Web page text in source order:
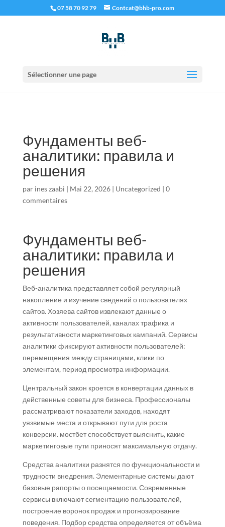
07 58 70 92 79 Contcat@bhb-pro.com
Sélectionner une page
Фундаменты веб-
аналитики: правила и
решения
par ines zaabi | Mai 22, 2026| Uncategorized | 0
commentaires
Фундаменты веб-
аналитики: правила и
решения
Веб-аналитика представляет собой регулярный
накопление и изучение сведений о пользователях
сайтов. Хозяева сайтов извлекают данные о
активности пользователей, каналах трафика и
результативности маркетинговых кампаний. Сервисы
аналитики фиксируют активности пользователей:
перемещения между страницами, клики по
элементам, период просмотра информации.
Центральный закон кроется в конвертации данных в
действенные советы для бизнеса. Профессионалы
рассматривают показатели заходов, находят
уязвимые места и открывают пути для роста
конверсии. мостбет способствует выяснить, какие
маркетинговые пути приносят максимальную отдачу.
Средства аналитики разнятся по функциональности и
трудности внедрения. Элементарные системы дают
базовые рапорты о посещаемости. Современные
сервисы включают сегментацию пользователей,
построение воронок продаж и прогнозирование
поведения. Подбор средства определяется от объёма